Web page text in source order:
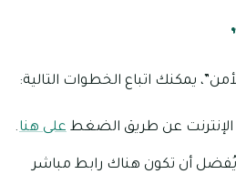
يمكنك اتباع الخطوات التالية:
الإنترنت عن طريق الضغط على هنا.
أن تكون هناك رابط مباشر